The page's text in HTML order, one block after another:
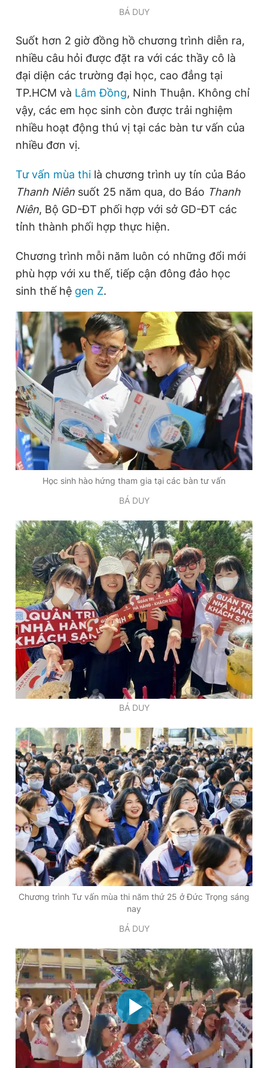
BÁ DUY
Suốt hơn 2 giờ đồng hồ chương trình diễn ra,
nhiều câu hỏi được đặt ra với các thầy cô là
đại diện các trường đại học, cao đẳng tại
TP.HCM và Lâm Đồng, Ninh Thuận. Không chỉ
vậy, các em học sinh còn được trải nghiệm
nhiều hoạt động thú vị tại các bàn tư vấn của
nhiều đơn vị.
Tư vấn mùa thi là chương trình uy tín của Báo
Thanh Niên suốt 25 năm qua, do Báo Thanh
Niên, Bộ GD-ĐT phối hợp với sở GD-ĐT các
tỉnh thành phối hợp thực hiện.
Chương trình mỗi năm luôn có những đổi mới
phù hợp với xu thế, tiếp cận đông đảo học
sinh thế hệ gen Z.
Học sinh hào hứng tham gia tại các bàn tư vấn
BÁ DUY
BÁ DUY
Chương trình Tư vấn mùa thi năm thứ 25 ở Đức Trọng sáng
nay
BÁ DUY